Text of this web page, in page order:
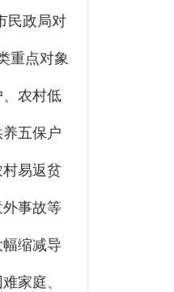
民政局对
重点对象
农村低
五保户
易返贫
事故等
缩减导
家庭、